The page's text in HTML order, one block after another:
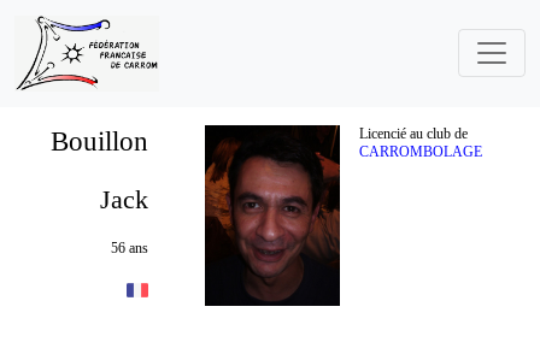
Bouillon
Licencié au club de
CARROMBOLAGE
Jack
56 ans